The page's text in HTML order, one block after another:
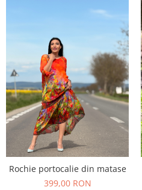
Rochie portocalie din matase
399,00 RON